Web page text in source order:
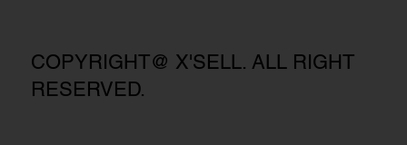
COPYRIGHT@ X'SELL. ALL RIGHT
RESERVED.